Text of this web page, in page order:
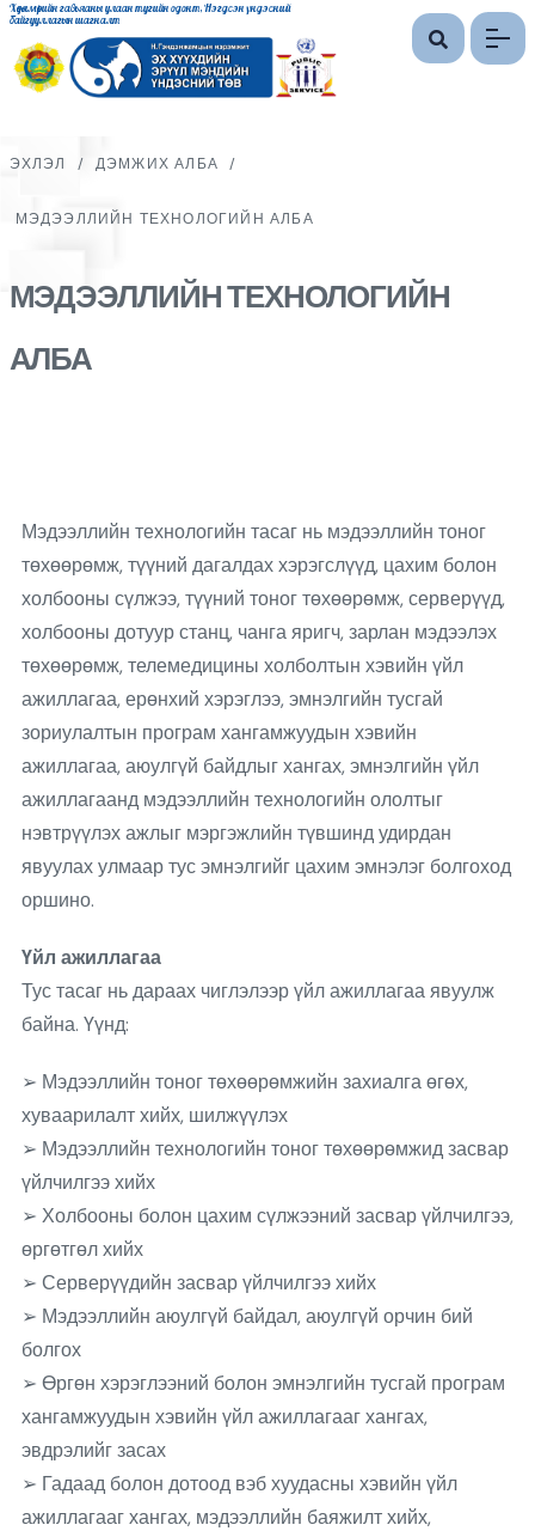
Хөдөлмөрийн гавьяаны улаан тугийн одонт, Нэгдсэн үндэсний
байгууллагын шагналт
ЭХЛЭЛ / ДЭМЖИХ АЛБА /
МЭДЭЭЛЛИЙН ТЕХНОЛОГИЙН АЛБА
МЭДЭЭЛЛИЙН ТЕХНОЛОГИЙН
АЛБА
Мэдээллийн технологийн тасаг нь мэдээллийн тоног
төхөөрөмж, түүний дагалдах хэрэгслүүд, цахим болон
холбооны сүлжээ, түүний тоног төхөөрөмж, серверүүд,
холбооны дотуур станц, чанга яригч, зарлан мэдээлэх
төхөөрөмж, телемедицины холболтын хэвийн үйл
ажиллагаа, ерөнхий хэрэглээ, эмнэлгийн тусгай
зориулалтын програм хангамжуудын хэвийн
ажиллагаа, аюулгүй байдлыг хангах, эмнэлгийн үйл
ажиллагаанд мэдээллийн технологийн ололтыг
нэвтрүүлэх ажлыг мэргэжлийн түвшинд удирдан
явуулах улмаар тус эмнэлгийг цахим эмнэлэг болгоход
оршино.
Үйл ажиллагаа
Тус тасаг нь дараах чиглэлээр үйл ажиллагаа явуулж
байна. Үүнд:
➢ Мэдээллийн тоног төхөөрөмжийн захиалга өгөх,
хуваарилалт хийх, шилжүүлэх
➢ Мэдээллийн технологийн тоног төхөөрөмжид засвар
үйлчилгээ хийх
➢ Холбооны болон цахим сүлжээний засвар үйлчилгээ,
өргөтгөл хийх
➢ Серверүүдийн засвар үйлчилгээ хийх
➢ Мэдээллийн аюулгүй байдал, аюулгүй орчин бий
болгох
➢ Өргөн хэрэглээний болон эмнэлгийн тусгай програм
хангамжуудын хэвийн үйл ажиллагааг хангах,
эвдрэлийг засах
➢ Гадаад болон дотоод вэб хуудасны хэвийн үйл
ажиллагааг хангах, мэдээллийн баяжилт хийх,